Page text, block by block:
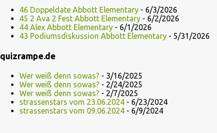
46 Doppeldate Abbott Elementary - 6/3/2026
45 2 Ava 2 Fest Abbott Elementary - 6/2/2026
44 Alex Abbott Elementary - 6/1/2026
43 Podiumsdiskussion Abbott Elementary - 5/31/2026
quizrampe.de
Wer weiß denn sowas? - 3/16/2025
Wer weiß denn sowas? - 2/24/2025
Wer weiß denn sowas? - 2/7/2025
strassenstars vom 23.06.2024 - 6/23/2024
strassenstars vom 09.06.2024 - 6/9/2024